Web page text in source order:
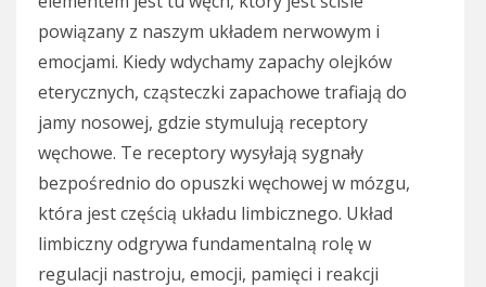
powiązany z naszym układem nerwowym i
emocjami. Kiedy wdychamy zapachy olejków
eterycznych, cząsteczki zapachowe trafiają do
jamy nosowej, gdzie stymulują receptory
węchowe. Te receptory wysyłają sygnały
bezpośrednio do opuszki węchowej w mózgu,
która jest częścią układu limbicznego. Układ
limbiczny odgrywa fundamentalną rolę w
regulacji nastroju, emocji, pamięci i reakcji